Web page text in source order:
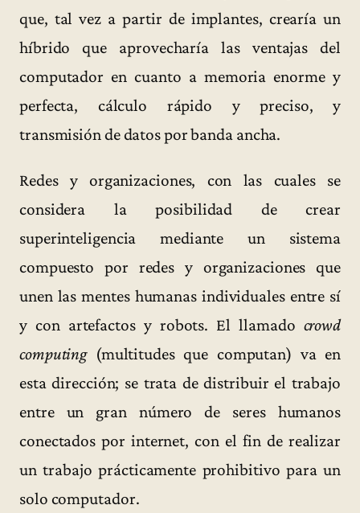
que, tal vez a partir de implantes, crearía un
híbrido que aprovecharía las ventajas del
computador en cuanto a memoria enorme y
perfecta, cálculo rápido y preciso, y
transmisión de datos por banda ancha.
Redes y organizaciones, con las cuales se
considera la posibilidad de crear
superinteligencia mediante un sistema
compuesto por redes y organizaciones que
unen las mentes humanas individuales entre sí
y con artefactos y robots. El llamado crowd
computing(multitudes que computan) va en
esta dirección; se trata de distribuir el trabajo
entre un gran número de seres humanos
conectados por internet, con el fin de realizar
un trabajo prácticamente prohibitivo para un
solo computador.